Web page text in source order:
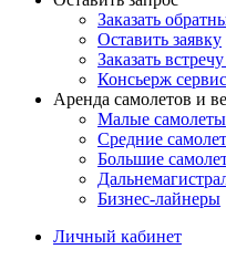
Заказать
Оставить заявку
Заказать
Консьерж сервис
Аренда самолетов и
Малые самолеты
Средние
Большие
Бизнес-лайнеры
Личный кабинет